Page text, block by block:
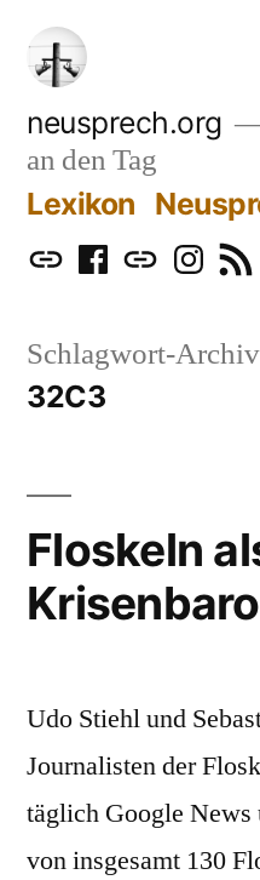
Zum
Inhalt
springen
neusprech.org
an den Tag
Lexikon
MastodonFacebook
BlueskyInstagram
RSS
Schlagwort-
32C3
Floskeln
Udo Stiehl und
Journalisten der
täglich Google News
von insgesamt 130